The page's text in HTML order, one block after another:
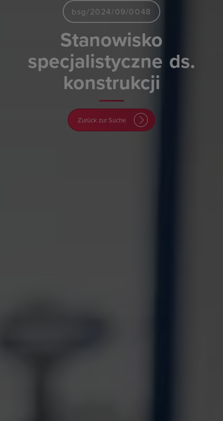
bsg/2024/09/0048
Stanowisko
specjalistyczne ds.
konstrukcji
Zurück zur Suche